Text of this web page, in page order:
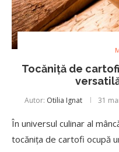
Tocăniță de
Autor: Otilia Ignat 31
În universul culinar al
tocănița de cartofi ocupă